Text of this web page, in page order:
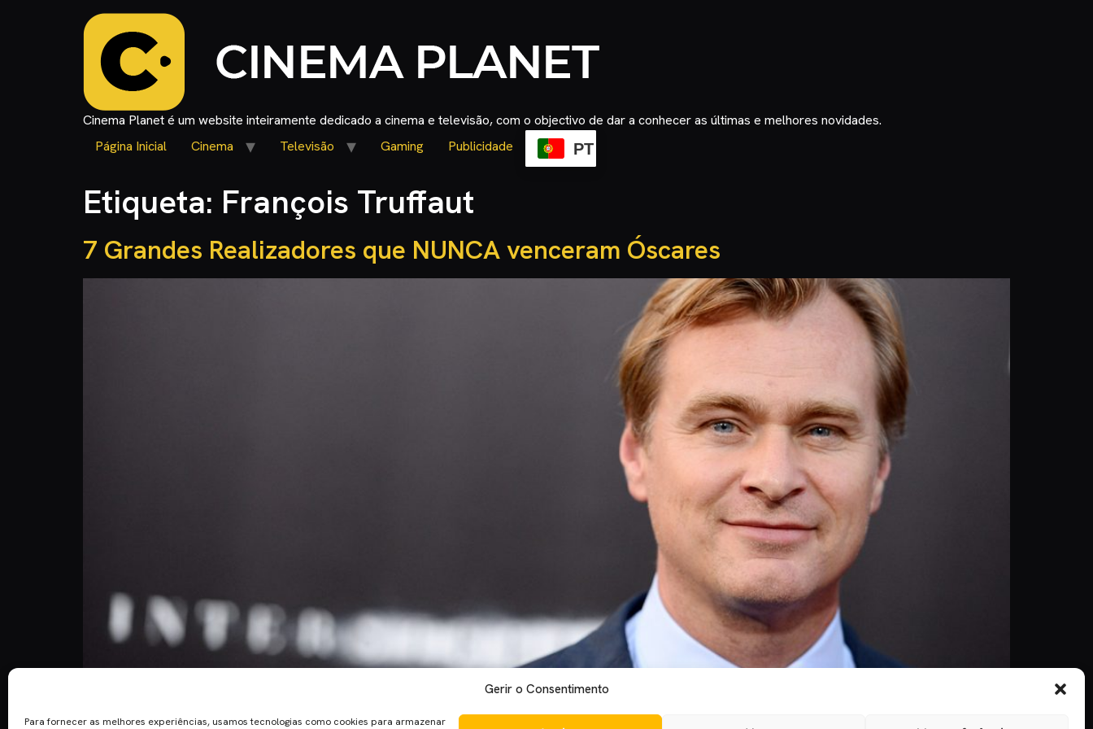
Gerir o Consentimento
Para fornecer as melhores experiências, usamos tecnologias como cookies para armazenar
Cinema Planet é um website inteiramente dedicado a cinema e televisão, com o objectivo de dar a conhecer as últimas e melhores novidades.
Página Inicial
Cinema Televisão Gaming Publicidade PT
Etiqueta: François Truffaut
7 Grandes Realizadores que NUNCA venceram Óscares
Academia de Artes e Ciências Cinematográficas premeia o que de melhor se fez na “sétima arte” no ano anterior. Em 2017 (no dia 26 de fevereiro), os “Óscares”